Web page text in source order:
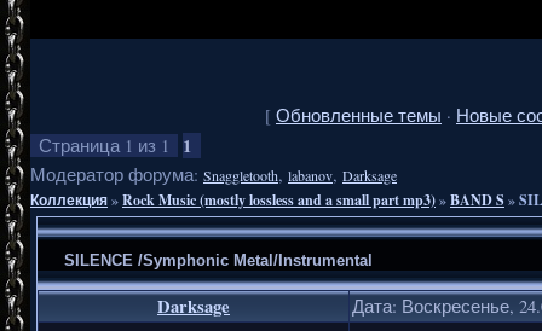
[ Обновленные темы · Новые
Страница 1 из 1 1
Модератор форума: Snaggletooth, labanov, Darksage
Коллекция»Rock Music (mostly lossless and a small part mp3)»BAND S »
SILENCE /Symphonic Metal/Instrumental
Darksage Дата: Воскресенье,